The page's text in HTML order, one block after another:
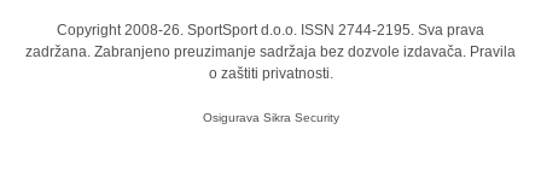
Copyright 2008-26. SportSport d.o.o. ISSN 2744-2195. Sva prava
zadržana. Zabranjeno preuzimanje sadržaja bez dozvole izdavača. Pravila
o zaštiti privatnosti.
Osigurava Sikra Security